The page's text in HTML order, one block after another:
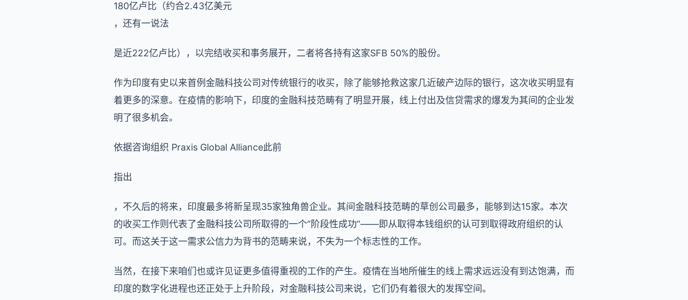
180亿卢比（约合2.43亿美元
，还有一说法
是近222亿卢比），以完结收买和事务展开，二者将各持有这家SFB 50%的股份。
作为印度有史以来首例金融科技公司对传统银行的收买，除了能够抢救这家几近破产边际的银行，这次收买明显有
着更多的深意。在疫情的影响下，印度的金融科技范畴有了明显开展，线上付出及信贷需求的爆发为其间的企业发
明了很多机会。
依据咨询组织 Praxis Global Alliance此前
指出
，不久后的将来，印度最多将新呈现35家独角兽企业。其间金融科技范畴的草创公司最多，能够到达15家。本次
的收买工作则代表了金融科技公司所取得的一个“阶段性成功”——即从取得本钱组织的认可到取得政府组织的认
可。而这关于这一需求公信力为背书的范畴来说，不失为一个标志性的工作。
当然，在接下来咱们也或许见证更多值得重视的工作的产生。疫情在当地所催生的线上需求远远没有到达饱满，而
印度的数字化进程也还正处于上升阶段，对金融科技公司来说，它们仍有着很大的发挥空间。